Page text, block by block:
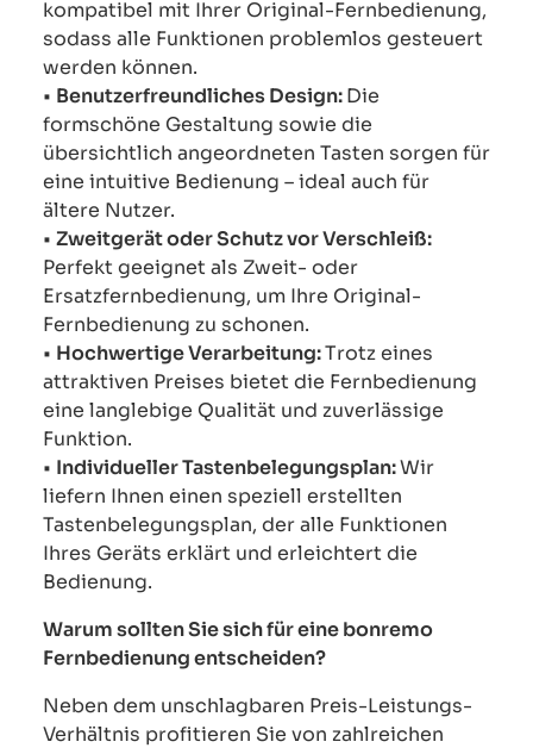
kompatibel mit Ihrer Original-Fernbedienung,
sodass alle Funktionen problemlos gesteuert
werden können.
• Benutzerfreundliches Design:Die
formschöne Gestaltung sowie die
übersichtlich angeordneten Tasten sorgen für
eine intuitive Bedienung – ideal auch für
ältere Nutzer.
• Zweitgerät oder Schutz vor Verschleiß:
Perfekt geeignet als Zweit- oder
Ersatzfernbedienung, um Ihre Original-
Fernbedienung zu schonen.
• Hochwertige Verarbeitung:Trotz eines
attraktiven Preises bietet die Fernbedienung
eine langlebige Qualität und zuverlässige
Funktion.
• Individueller Tastenbelegungsplan:Wir
liefern Ihnen einen speziell erstellten
Tastenbelegungsplan, der alle Funktionen
Ihres Geräts erklärt und erleichtert die
Bedienung.
Warum sollten Sie sich für eine bonremo
Fernbedienung entscheiden?
Neben dem unschlagbaren Preis-Leistungs-
Verhältnis profitieren Sie von zahlreichen